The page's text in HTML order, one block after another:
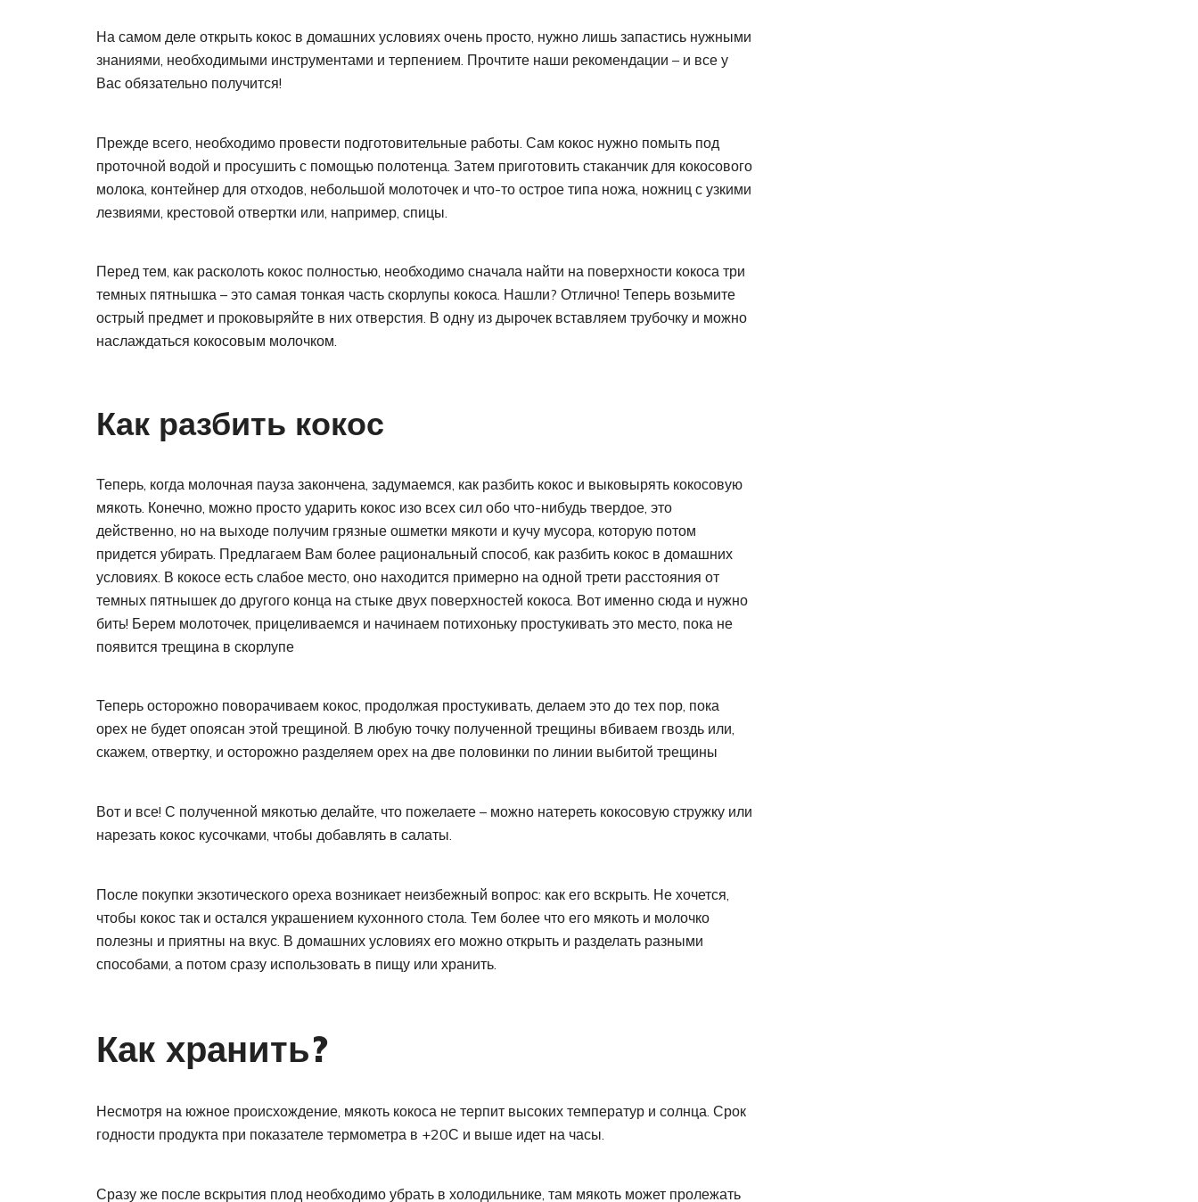
На самом деле открыть кокос в домашних условиях очень просто, нужно лишь запастись нужными
знаниями, необходимыми инструментами и терпением. Прочтите наши рекомендации – и все у
Вас обязательно получится!
Прежде всего, необходимо провести подготовительные работы. Сам кокос нужно помыть под
проточной водой и просушить с помощью полотенца. Затем приготовить стаканчик для кокосового
молока, контейнер для отходов, небольшой молоточек и что-то острое типа ножа, ножниц с узкими
лезвиями, крестовой отвертки или, например, спицы.
Перед тем, как расколоть кокос полностью, необходимо сначала найти на поверхности кокоса три
темных пятнышка – это самая тонкая часть скорлупы кокоса. Нашли? Отлично! Теперь возьмите
острый предмет и проковыряйте в них отверстия. В одну из дырочек вставляем трубочку и можно
наслаждаться кокосовым молочком.
Как разбить кокос
Теперь, когда молочная пауза закончена, задумаемся, как разбить кокос и выковырять кокосовую
мякоть. Конечно, можно просто ударить кокос изо всех сил обо что-нибудь твердое, это
действенно, но на выходе получим грязные ошметки мякоти и кучу мусора, которую потом
придется убирать. Предлагаем Вам более рациональный способ, как разбить кокос в домашних
условиях. В кокосе есть слабое место, оно находится примерно на одной трети расстояния от
темных пятнышек до другого конца на стыке двух поверхностей кокоса. Вот именно сюда и нужно
бить! Берем молоточек, прицеливаемся и начинаем потихоньку простукивать это место, пока не
появится трещина в скорлупе
Теперь осторожно поворачиваем кокос, продолжая простукивать, делаем это до тех пор, пока
орех не будет опоясан этой трещиной. В любую точку полученной трещины вбиваем гвоздь или,
скажем, отвертку, и осторожно разделяем орех на две половинки по линии выбитой трещины
Вот и все! С полученной мякотью делайте, что пожелаете – можно натереть кокосовую стружку или
нарезать кокос кусочками, чтобы добавлять в салаты.
После покупки экзотического ореха возникает неизбежный вопрос: как его вскрыть. Не хочется,
чтобы кокос так и остался украшением кухонного стола. Тем более что его мякоть и молочко
полезны и приятны на вкус. В домашних условиях его можно открыть и разделать разными
способами, а потом сразу использовать в пищу или хранить.
Как хранить?
Несмотря на южное происхождение, мякоть кокоса не терпит высоких температур и солнца. Срок
годности продукта при показателе термометра в +20С и выше идет на часы.
Сразу же после вскрытия плод необходимо убрать в холодильнике, там мякоть может пролежать